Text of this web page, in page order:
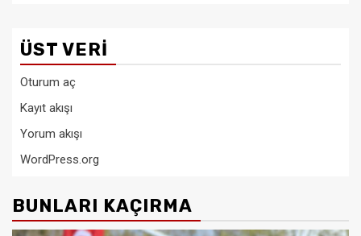
ÜST VERI
Oturum aç
Kayıt akışı
Yorum akışı
WordPress.org
BUNLARI KAÇIRMA